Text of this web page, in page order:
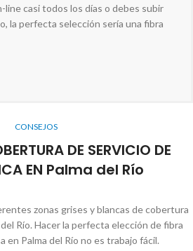
line casi todos los días o debes subir
la perfecta selección sería una fibra
CONSEJOS
DE SERVICIO DE
EN Palma del Río
zonas grises y blancas de cobertura
Río. Hacer la perfecta elección de fibra
en Palma del Río no es trabajo fácil.